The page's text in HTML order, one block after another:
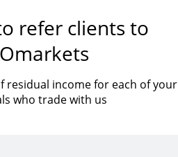
refer clients to
residual income for each of your
who trade with us